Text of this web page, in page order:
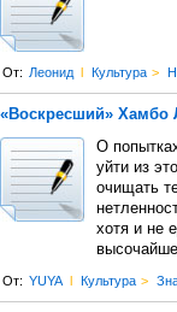
От: Леонид l Культура >
«Воскресший» Хамбо
О
уйти из
очищать
хотя и не
От: YUYA l Культура >